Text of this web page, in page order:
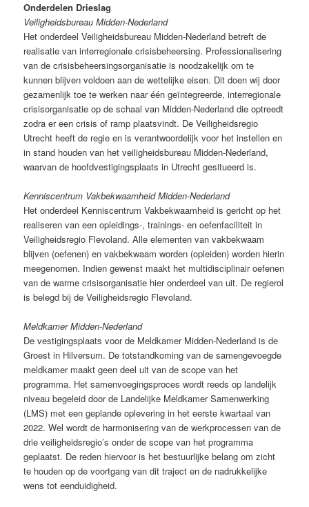
Onderdelen Drieslag
Veiligheidsbureau Midden-Nederland
Het onderdeel Veiligheidsbureau Midden-Nederland betreft de
realisatie van interregionale crisisbeheersing. Professionalisering
van de crisisbeheersingsorganisatie is noodzakelijk om te
kunnen blijven voldoen aan de wettelijke eisen. Dit doen wij door
gezamenlijk toe te werken naar één geïntegreerde, interregionale
crisisorganisatie op de schaal van Midden-Nederland die optreedt
zodra er een crisis of ramp plaatsvindt. De Veiligheidsregio
Utrecht heeft de regie en is verantwoordelijk voor het instellen en
in stand houden van het veiligheidsbureau Midden-Nederland,
waarvan de hoofdvestigingsplaats in Utrecht gesitueerd is.
Kenniscentrum Vakbekwaamheid Midden-Nederland
Het onderdeel Kenniscentrum Vakbekwaamheid is gericht op het
realiseren van een opleidings-, trainings- en oefenfaciliteit in
Veiligheidsregio Flevoland. Alle elementen van vakbekwaam
blijven (oefenen) en vakbekwaam worden (opleiden) worden hierin
meegenomen. Indien gewenst maakt het multidisciplinair oefenen
van de warme crisisorganisatie hier onderdeel van uit. De regierol
is belegd bij de Veiligheidsregio Flevoland.
Meldkamer Midden-Nederland
De vestigingsplaats voor de Meldkamer Midden-Nederland is de
Groest in Hilversum. De totstandkoming van de samengevoegde
meldkamer maakt geen deel uit van de scope van het
programma. Het samenvoegingsproces wordt reeds op landelijk
niveau begeleid door de Landelijke Meldkamer Samenwerking
(LMS) met een geplande oplevering in het eerste kwartaal van
2022. Wel wordt de harmonisering van de werkprocessen van de
drie veiligheidsregio’s onder de scope van het programma
geplaatst. De reden hiervoor is het bestuurlijke belang om zicht
te houden op de voortgang van dit traject en de nadrukkelijke
wens tot eenduidigheid.